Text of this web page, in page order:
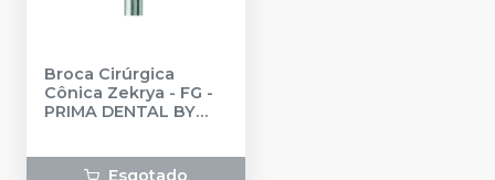
Broca Cirúrgica
Cônica Zekrya - FG -
PRIMA DENTAL BY
Esgotado